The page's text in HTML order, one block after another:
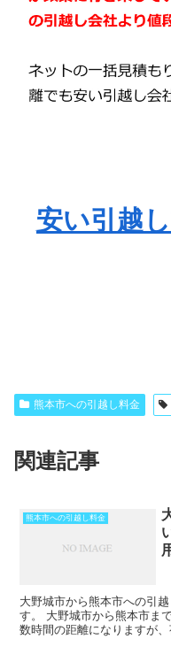
安い引越
熊本市への引越し料金
関連記事
熊本市への引越し料金
大野城市から熊本市への引
す。 大野城市から熊本市ま
数時間の距離になりますが